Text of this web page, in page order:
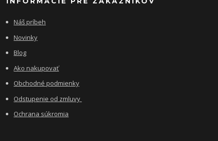
Náš príbeh
Novinky
Blog
Ako nakupovať
Obchodné podmienky
Odstupenie od zmluvy
Ochrana súkromia